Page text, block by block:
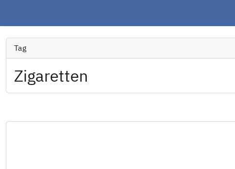
Tag
Zigaretten